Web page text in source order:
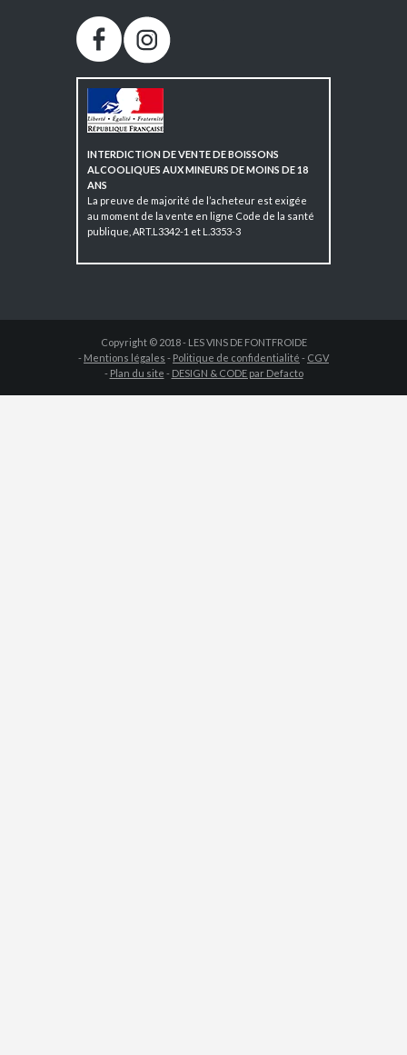
INTERDICTION DE VENTE DE BOISSONS
ALCOOLIQUES AUX MINEURS DE MOINS DE 18
ANS
La preuve de majorité de l’acheteur est exigée
au moment de la vente en ligne Code de la santé
publique, ART.L3342-1 et L.3353-3
Copyright © 2018 - LES VINS DE FONTFROIDE
- Mentions légales - Politique de confidentialité - CGV
- Plan du site - DESIGN & CODE par Defacto